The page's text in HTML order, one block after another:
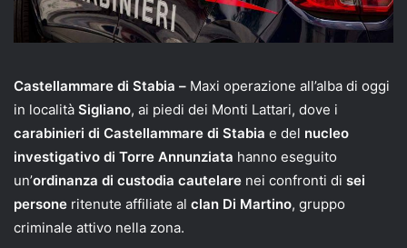
Castellammare di Stabia – Maxi operazione all’alba di oggi
in località Sigliano, ai piedi dei Monti Lattari, dove i
carabinieri di Castellammare di Stabia e del nucleo
investigativo di Torre Annunziata hanno eseguito
un’ordinanza di custodia cautelare nei confronti di sei
persone ritenute affiliate al clan Di Martino, gruppo
criminale attivo nella zona.